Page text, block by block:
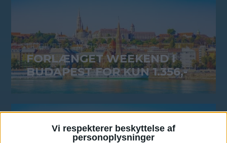
Vi respekterer beskyttelse af
personoplysninger
21. MAJ 2026
FORLÆNGET WEEKEND I
BUDAPEST FOR KUN 1.356,-